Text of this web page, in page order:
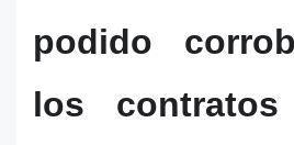
podido
los contratos